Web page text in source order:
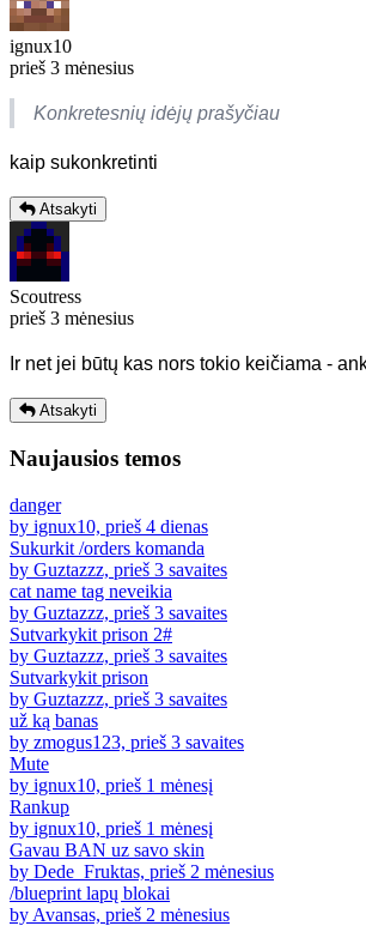
ignux10
prieš 3 mėnesius
Konkretesnių idėjų prašyčiau
kaip sukonkretinti
Atsakyti
Scoutress
prieš 3 mėnesius
Ir net jei būtų kas nors tokio keičiama -
Atsakyti
Naujausios temos
danger
by ignux10, prieš 4 dienas
Sukurkit /orders komanda
by Guztazzz, prieš 3 savaites
cat name tag neveikia
by Guztazzz, prieš 3 savaites
Sutvarkykit prison 2#
by Guztazzz, prieš 3 savaites
Sutvarkykit prison
by Guztazzz, prieš 3 savaites
už ką banas
by zmogus123, prieš 3 savaites
Mute
by ignux10, prieš 1 mėnesį
Rankup
by ignux10, prieš 1 mėnesį
Gavau BAN uz savo skin
by Dede_Fruktas, prieš 2 mėnesius
/blueprint lapų blokai
by Avansas, prieš 2 mėnesius